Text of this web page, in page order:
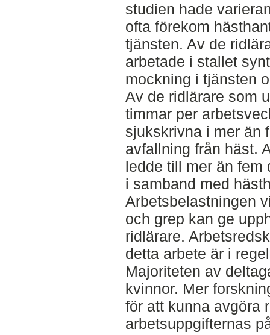
studien hade
ofta förekom
tjänsten. Av de
arbetade i stallet
mockning i tjänsten
Av de ridlärare som
timmar per
sjukskrivna i mer än
avfallning från häst.
ledde till mer än fem
i samband med
Arbetsbelastningen
och grep kan ge
ridlärare.
detta arbete är i
Majoriteten av
kvinnor. Mer
för att kunna avgöra
arbetsuppgifternas